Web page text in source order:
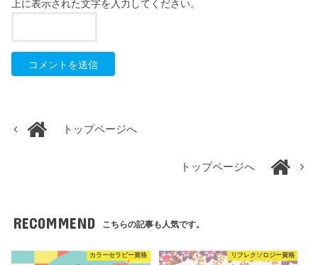
上に表示された文字を入力してください。
トップページへ
トップページへ
RECOMMEND こちらの記事も人気です。
カラーセラピー資格 リフレクソロジー資格